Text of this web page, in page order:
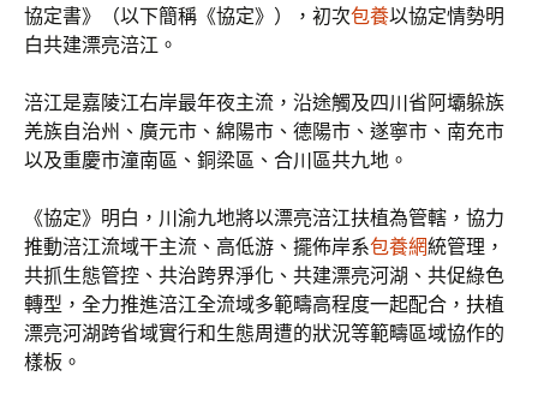
協定書》（以下簡稱《協定》），初次包養以協定情勢明
白共建漂亮涪江。
涪江是嘉陵江右岸最年夜主流，沿途觸及四川省阿壩躲族
羌族自治州、廣元市、綿陽市、德陽市、遂寧市、南充市
以及重慶市潼南區、銅梁區、合川區共九地。
《協定》明白，川渝九地將以漂亮涪江扶植為管轄，協力
推動涪江流域干主流、高低游、擺佈岸系包養網統管理，
共抓生態管控、共治跨界淨化、共建漂亮河湖、共促綠色
轉型，全力推進涪江全流域多範疇高程度一起配合，扶植
漂亮河湖跨省域實行和生態周遭的狀況等範疇區域協作的
樣板。